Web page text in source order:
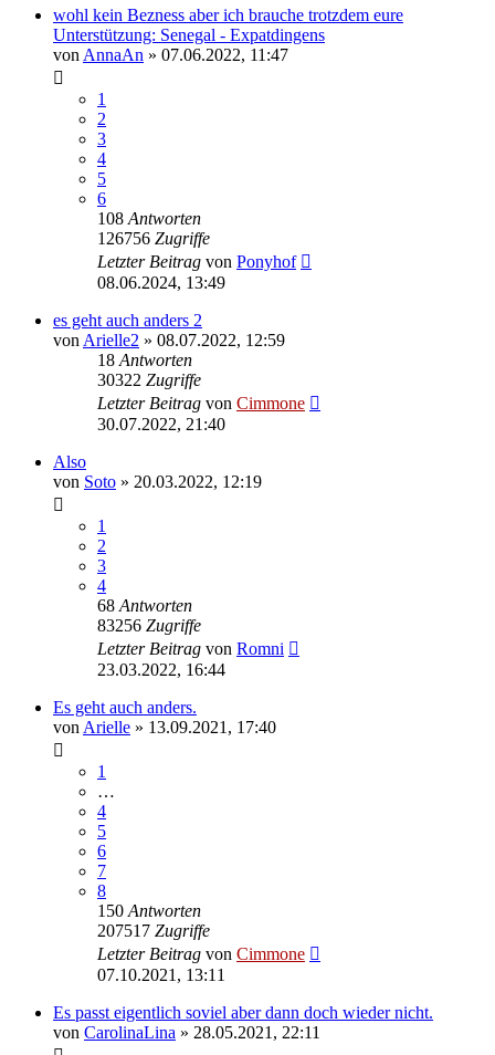
wohl kein Bezness aber ich brauche trotzdem eure
Unterstützung: Senegal - Expatdingens
von AnnaAn » 07.06.2022, 11:47
1
2
3
4
5
6
108 Antworten
126756 Zugriffe
Letzter Beitrag von Ponyhof
08.06.2024, 13:49
es geht auch anders 2
von Arielle2 » 08.07.2022, 12:59
18 Antworten
30322 Zugriffe
Letzter Beitrag von Cimmone
30.07.2022, 21:40
Also
von Soto » 20.03.2022, 12:19
1
2
3
4
68 Antworten
83256 Zugriffe
Letzter Beitrag von Romni
23.03.2022, 16:44
Es geht auch anders.
von Arielle » 13.09.2021, 17:40
1
…
4
5
6
7
8
150 Antworten
207517 Zugriffe
Letzter Beitrag von Cimmone
07.10.2021, 13:11
Es passt eigentlich soviel aber dann doch wieder nicht.
von CarolinaLina » 28.05.2021, 22:11